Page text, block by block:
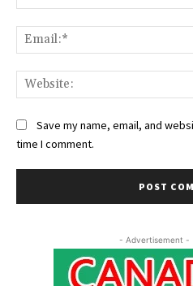
Save my name, email, and
time I comment.
- Advertisement -